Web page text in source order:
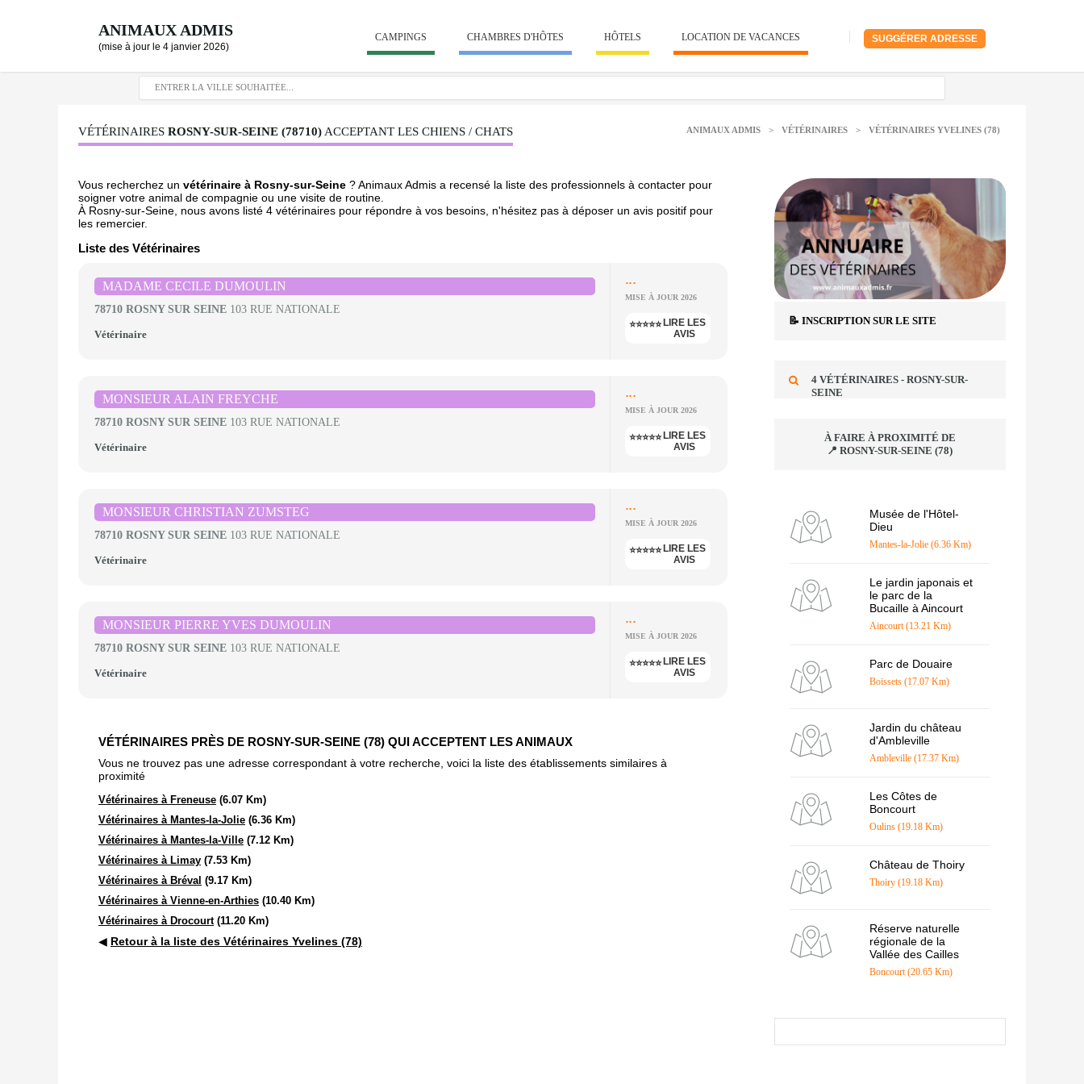
ANIMAUX ADMIS
(mise à jour le 4 janvier 2026)
SUGGÉRER ADRESSE
CAMPINGS CHAMBRES D'HÔTES HÔTELS LOCATION DE VACANCES
VÉTÉRINAIRES ROSNY-SUR-SEINE (78710) ACCEPTANT LES CHIENS / CHATS ANIMAUX ADMIS > VÉTÉRINAIRES > VÉTÉRINAIRES YVELINES (78)
Vous recherchez un vétérinaire à Rosny-sur-Seine ? Animaux Admis a recensé la liste des professionnels à contacter pour
soigner votre animal de compagnie ou une visite de routine.
À Rosny-sur-Seine, nous avons listé 4 vétérinaires pour répondre à vos besoins, n'hésitez pas à déposer un avis positif pour
les remercier.
Liste des Vétérinaires
MADAME CECILE DUMOULIN
78710 ROSNY SUR SEINE 103 RUE NATIONALE
Vétérinaire
...
MISE À JOUR 2026
⭐⭐⭐⭐⭐ LIRE LES
AVIS
MONSIEUR ALAIN FREYCHE
78710 ROSNY SUR SEINE 103 RUE NATIONALE
Vétérinaire
...
MISE À JOUR 2026
⭐⭐⭐⭐⭐ LIRE LES
AVIS
MONSIEUR CHRISTIAN ZUMSTEG
78710 ROSNY SUR SEINE 103 RUE NATIONALE
Vétérinaire
...
MISE À JOUR 2026
⭐⭐⭐⭐⭐ LIRE LES
AVIS
MONSIEUR PIERRE YVES DUMOULIN
78710 ROSNY SUR SEINE 103 RUE NATIONALE
Vétérinaire
...
MISE À JOUR 2026
⭐⭐⭐⭐⭐ LIRE LES
AVIS
VÉTÉRINAIRES PRÈS DE ROSNY-SUR-SEINE (78) QUI ACCEPTENT LES ANIMAUX
Vous ne trouvez pas une adresse correspondant à votre recherche, voici la liste des établissements similaires à
proximité
Vétérinaires à Freneuse (6.07 Km)
Vétérinaires à Mantes-la-Jolie (6.36 Km)
Vétérinaires à Mantes-la-Ville (7.12 Km)
Vétérinaires à Limay (7.53 Km)
Vétérinaires à Bréval (9.17 Km)
Vétérinaires à Vienne-en-Arthies (10.40 Km)
Vétérinaires à Drocourt(11.20 Km)
◀ Retour à la liste des Vétérinaires Yvelines (78)
📝 INSCRIPTION SUR LE SITE
4 VÉTÉRINAIRES - ROSNY-SUR-
SEINE
À FAIRE À PROXIMITÉ DE
📍 ROSNY-SUR-SEINE (78)
Musée de l'Hôtel-
Dieu
Mantes-la-Jolie (6.36 Km)
Le jardin japonais et
le parc de la
Bucaille à Aincourt
Aincourt (13.21 Km)
Parc de Douaire
Boissets (17.07 Km)
Jardin du château
d'Ambleville
Ambleville (17.37 Km)
Les Côtes de
Boncourt
Oulins (19.18 Km)
Château de Thoiry
Thoiry (19.18 Km)
Réserve naturelle
régionale de la
Vallée des Cailles
Boncourt (20.65 Km)